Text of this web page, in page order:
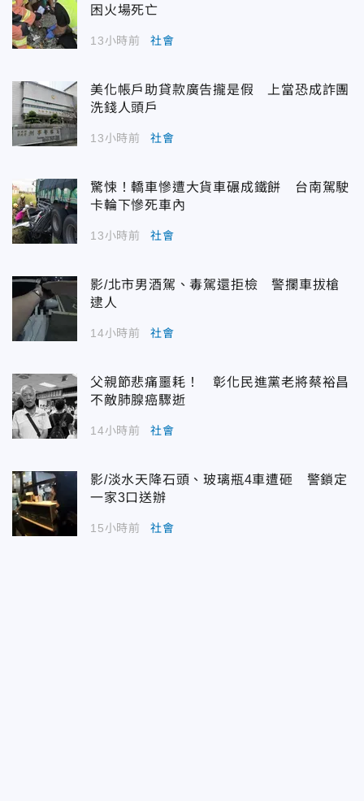
困火場死亡
13小時前 社會
美化帳戶助貸款廣告攏是假 上當恐成詐團
洗錢人頭戶
13小時前 社會
驚悚！轎車慘遭大貨車碾成鐵餅 台南駕駛
卡輪下慘死車內
13小時前 社會
影/北市男酒駕、毒駕還拒檢 警攔車拔槍
逮人
14小時前 社會
父親節悲痛噩耗！ 彰化民進黨老將蔡裕昌
不敵肺腺癌驟逝
14小時前 社會
影/淡水天降石頭、玻璃瓶4車遭砸 警鎖定
一家3口送辦
15小時前 社會